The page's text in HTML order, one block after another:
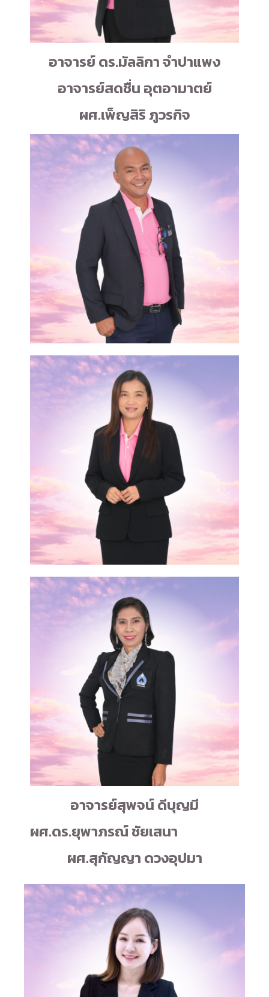
อาจารย์ ดร.มัลลิกา จำปาแพง
อาจารย์สดชื่น อุตอามาตย์
ผศ.เพ็ญสิริ ภูวรกิจ
อาจารย์สุพจน์ ดีบุญมี
ผศ.ดร.ยุพาภรณ์ ชัยเสนา
ผศ.สุกัญญา ดวงอุปมา